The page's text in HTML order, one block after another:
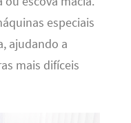
especiais
ajudando a
mais difíceis